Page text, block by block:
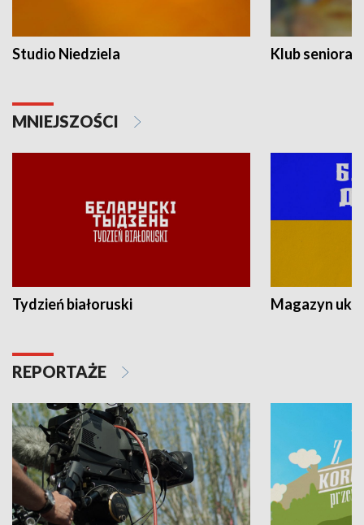
Studio Niedziela Klub seniora
MNIEJSZOŚCI
Tydzień białoruski Magazyn
REPORTAŻE